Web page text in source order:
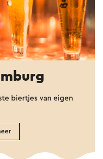
biertjes van eigen